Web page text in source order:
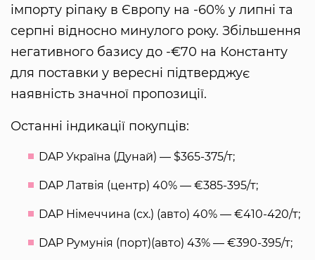
імпорту ріпаку в Європу на -60% у липні та
серпні відносно минулого року. Збільшення
негативного базису до -€70 на Константу
для поставки у вересні підтверджує
наявність значної пропозиції.
Останні індикації покупців:
DAP Україна (Дунай) — $365-375/т;
DAP Латвія (центр) 40% — €385-395/т;
DAP Німеччина (сх.) (авто) 40% — €410-420/т;
DAP Румунія (порт)(авто) 43% — €390-395/т;